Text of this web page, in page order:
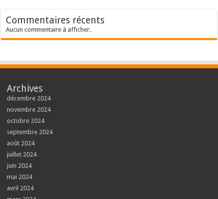
Commentaires récents
Aucun commentaire à afficher.
Archives
décembre 2024
novembre 2024
octobre 2024
septembre 2024
août 2024
juillet 2024
juin 2024
mai 2024
avril 2024